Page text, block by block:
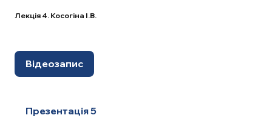
Лекція 4. Косогіна І.В.
Відеозапис
Презентація 5